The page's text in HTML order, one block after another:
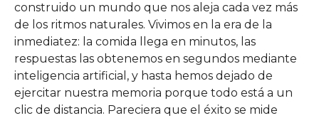
construido un mundo que nos aleja cada vez más
de los ritmos naturales. Vivimos en la era de la
inmediatez: la comida llega en minutos, las
respuestas las obtenemos en segundos mediante
inteligencia artificial, y hasta hemos dejado de
ejercitar nuestra memoria porque todo está a un
clic de distancia. Pareciera que el éxito se mide